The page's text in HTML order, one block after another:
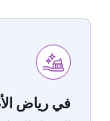
في رياض